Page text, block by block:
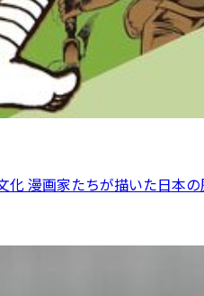
化 漫画家たちが描いた日本